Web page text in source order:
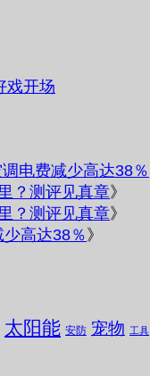
戏开场
电费减少高达38％
？测评见真章》
？测评见真章》
高达38％ 》
太阳能 安防 宠物 工具